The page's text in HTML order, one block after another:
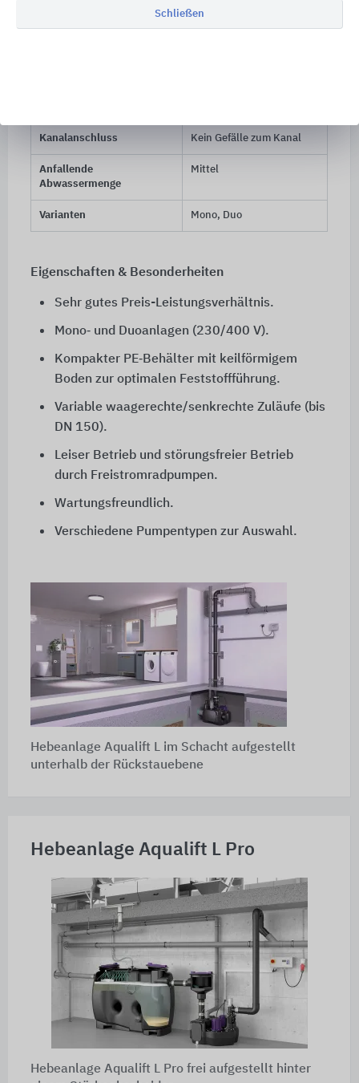
Aqualift L - wirtschaftliche Lösung für Wohnen
und Gewerbe
Kanalanschluss Kein Gefälle zum Kanal
Anfallende
Abwassermenge
Mittel
Varianten Mono, Duo
Eigenschaften & Besonderheiten
Sehr gutes Preis-Leistungsverhältnis.
Mono‑ und Duoanlagen (230/400 V).
Kompakter PE‑Behälter mit keilförmigem
Boden zur optimalen Feststoffführung.
Variable waagerechte/senkrechte Zuläufe (bis
DN 150).
Leiser Betrieb und störungsfreier Betrieb
durch Freistromradpumpen.
Wartungsfreundlich.
Verschiedene Pumpentypen zur Auswahl.
Hebeanlage Aqualift L im Schacht aufgestellt
unterhalb der Rückstauebene
Hebeanlage Aqualift L Pro
Hebeanlage Aqualift L Pro frei aufgestellt hinter
Schließen